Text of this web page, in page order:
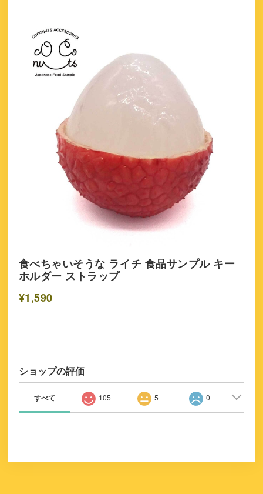
食べちゃいそうな ライチ 食品サンプル キー
ホルダー ストラップ
¥1,590
ショップの評価
すべて 105 5 0